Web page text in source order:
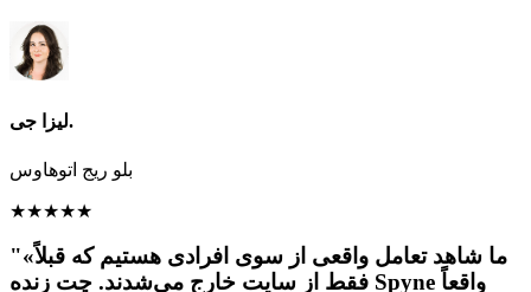
لیزا جی.
بلو ریج اتوهاوس
★★★★★
"«ما شاهد تعامل واقعی از سوی افرادی هستیم که قبلاً
فقط از سایت خارج می‌شدند. چت زنده Spyne واقعاً